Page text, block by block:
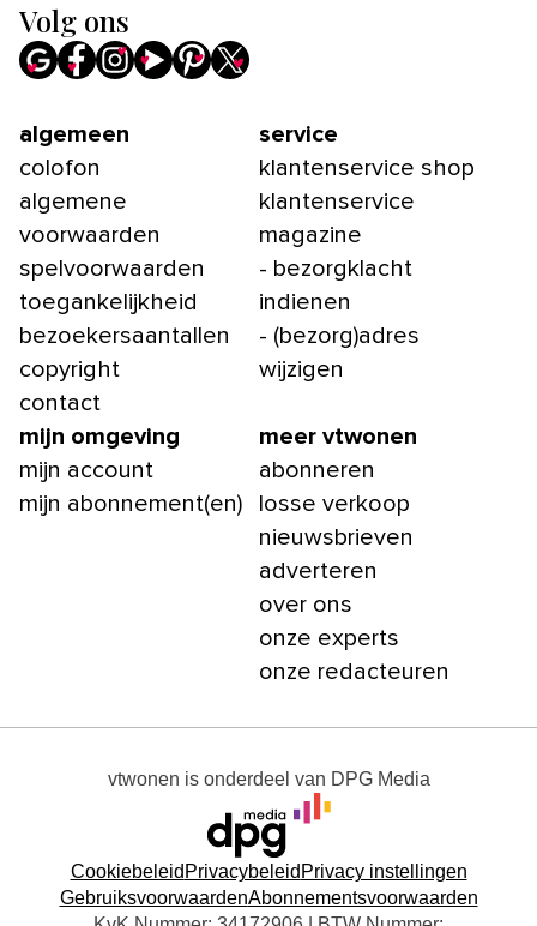
Volg ons
algemeen
colofon
algemene
voorwaarden
spelvoorwaarden
toegankelijkheid
bezoekersaantallen
copyright
contact
service
klantenservice shop
klantenservice
magazine
- bezorgklacht
indienen
- (bezorg)adres
wijzigen
mijn omgeving
mijn account
mijn abonnement(en)
meer vtwonen
abonneren
losse verkoop
nieuwsbrieven
adverteren
over ons
onze experts
onze redacteuren
vtwonen is onderdeel van DPG Media
Cookiebeleid Privacybeleid Privacy instellingen
GebruiksvoorwaardenAbonnementsvoorwaarden